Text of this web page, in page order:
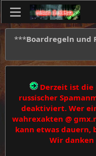
***Boardregeln und
Derzeit ist die
russischer
deaktiviert. Wer
wahrexakten @
kann etwas dauern,
Wir danken